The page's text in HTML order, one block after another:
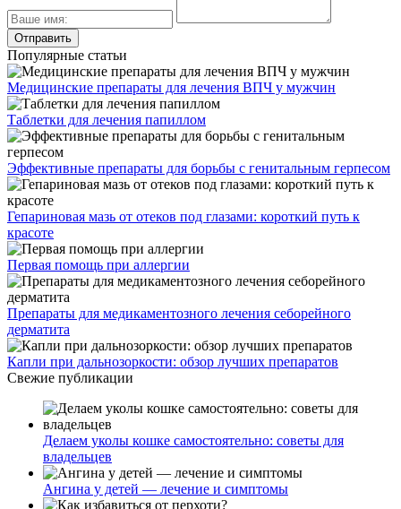
Популярные статьи
Медицинские препараты для лечения ВПЧ у мужчин
Таблетки для лечения папиллом
Эффективные препараты для борьбы с генитальным герпесом
Гепариновая мазь от отеков под глазами: короткий путь к
красоте
Первая помощь при аллергии
Препараты для медикаментозного лечения себорейного
дерматита
Капли при дальнозоркости: обзор лучших препаратов
Свежие публикации
Делаем уколы кошке самостоятельно: советы для
владельцев
Ангина у детей — лечение и симптомы